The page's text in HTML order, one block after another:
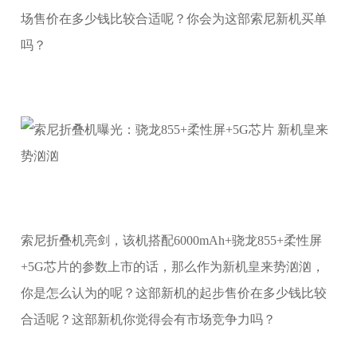
场售价在多少钱比较合适呢？你会为这部索尼新机买单
吗？
索尼折叠机亮剑，该机搭配6000mAh+骁龙855+柔性屏
+5G芯片的参数上市的话，那么作为新机皇来势汹汹，
你是怎么认为的呢？这部新机的起步售价在多少钱比较
合适呢？这部新机你觉得会有市场竞争力吗？